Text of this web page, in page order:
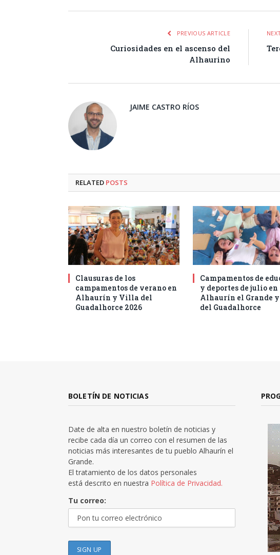
PREVIOUS ARTICLE
Curiosidades en el ascenso del
Alhaurino
JAIME CASTRO RÍOS
RELATED POSTS
Clausuras de los
campamentos de verano en
Alhaurín y Villa del
Guadalhorce 2026
Campamentos de
y deportes de julio en
Alhaurín el Grande
del Guadalhorce
BOLETÍN DE NOTICIAS
Date de alta en nuestro boletín de noticias y
recibe cada día un correo con el resumen de las
noticias más interesantes de tu pueblo Alhaurín el
Grande.
El tratamiento de los datos personales
está descrito en nuestra Política de Privacidad.
Tu correo: